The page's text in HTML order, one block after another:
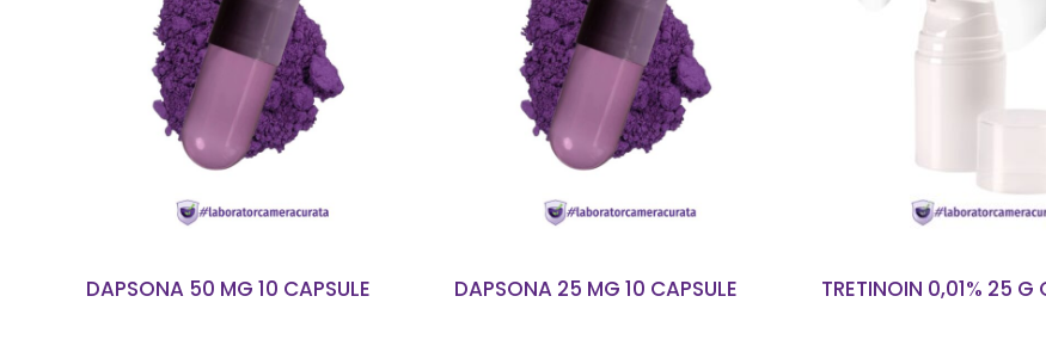
CITEȘTE MAI MULT
DAPSONA 50 MG 10 CAPSULE
CITEȘTE MAI MULT
DAPSONA 25 MG 10 CAPSULE TRETINOIN 0,01% 25 G